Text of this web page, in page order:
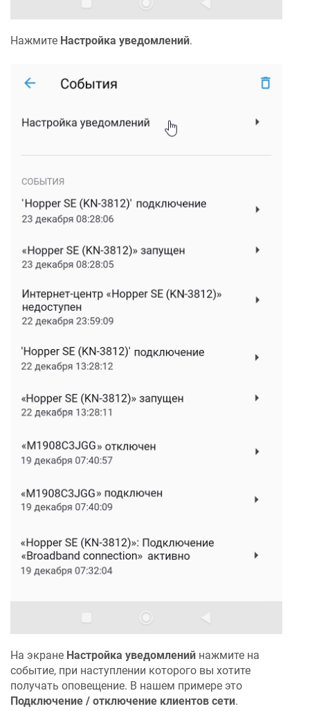
Нажмите Настройка уведомлений.
На экране Настройка уведомлений нажмите на
событие, при наступлении которого вы хотите
получать оповещение. В нашем примере это
Подключение / отключение клиентов сети.